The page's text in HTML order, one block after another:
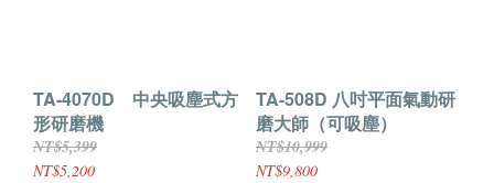
TA-4070D 中央吸塵式方
形研磨機
NT$5,399
NT$5,200
TA-508D 八吋平面氣動研
磨大師（可吸塵）
NT$10,999
NT$9,800